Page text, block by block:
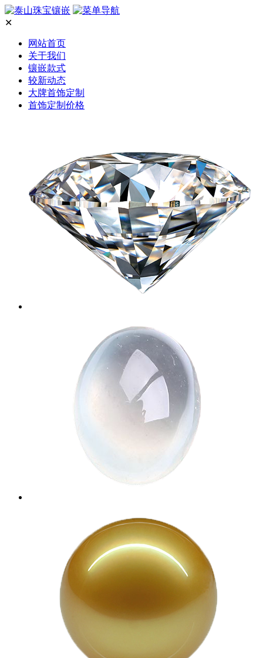
✕
网站首页
关于我们
镶嵌款式
较新动态
大牌首饰定制
首饰定制价格